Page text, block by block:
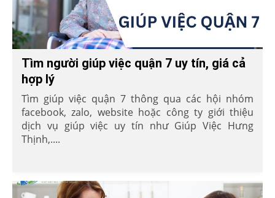
Tìm người giúp việc quận 7 uy tín, giá cả
hợp lý
Tìm giúp việc quận 7 thông qua các hội nhóm
facebook, zalo, website hoặc công ty giới thiệu
dịch vụ giúp việc uy tín như Giúp Việc Hưng
Thịnh,....